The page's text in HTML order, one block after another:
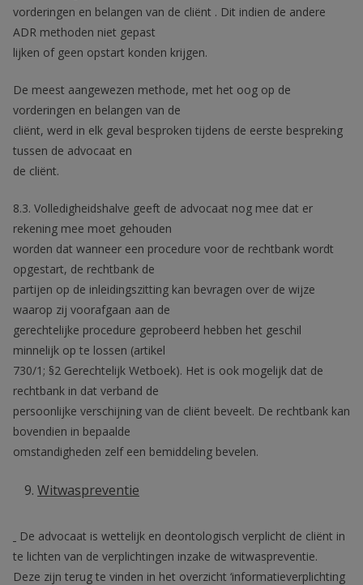
vorderingen en belangen van de cliënt . Dit indien de andere
ADR methoden niet gepast
lijken of geen opstart konden krijgen.
De meest aangewezen methode, met het oog op de
vorderingen en belangen van de
cliënt, werd in elk geval besproken tijdens de eerste bespreking
tussen de advocaat en
de cliënt.
8.3. Volledigheidshalve geeft de advocaat nog mee dat er
rekening mee moet gehouden
worden dat wanneer een procedure voor de rechtbank wordt
opgestart, de rechtbank de
partijen op de inleidingszitting kan bevragen over de wijze
waarop zij voorafgaan aan de
gerechtelijke procedure geprobeerd hebben het geschil
minnelijk op te lossen (artikel
730/1; §2 Gerechtelijk Wetboek). Het is ook mogelijk dat de
rechtbank in dat verband de
persoonlijke verschijning van de cliënt beveelt. De rechtbank kan
bovendien in bepaalde
omstandigheden zelf een bemiddeling bevelen.
Witwaspreventie
De advocaat is wettelijk en deontologisch verplicht de cliënt in
te lichten van de verplichtingen inzake de witwaspreventie.
Deze zijn terug te vinden in het overzicht ‘informatieverplichting